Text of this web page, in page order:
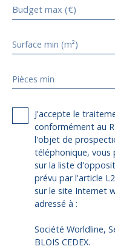
Budget max (€)
Surface min (m²)
Pièces min
J'accepte le
conformément au
l'objet de
téléphonique, vous
sur la liste
prévu par l'article
sur le site Internet
adressé à :
Société Worldline,
BLOIS CEDEX.